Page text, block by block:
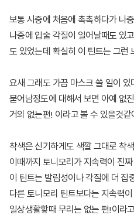
보통 시중에 처음에 촉촉하다가 나
나중에 입술 각질이 일어날때도 있
도 있었는데 확실히 이 틴트는 그런
요새 그래도 가끔 마스크 쓸 일이 있
묻어남정도에 대해서 보면 아예 없
거의 없는편! 이라고 볼 수 있을것같
착색은 신기하게도 색깔 그대로 착
이때까지 토니모리가 지속력이 진
이 틴트는 발림성이나 각질에 더 집
다른 토니모리 틴트보다는 지속력
일상생활핳때 무리는 없는 편!이라